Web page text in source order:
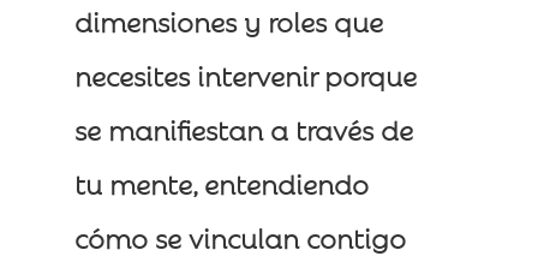
dimensiones y roles que
necesites intervenir porque
se manifiestan a través de
tu mente, entendiendo
cómo se vinculan contigo